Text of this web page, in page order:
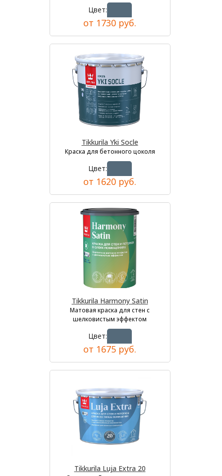
Цвет:
от 1730 руб.
Tikkurila Yki Socle
Краска для бетонного цоколя
Цвет:
от 1620 руб.
Tikkurila Harmony Satin
Матовая краска для стен с
шелковистым эффектом
Цвет:
от 1675 руб.
Tikkurila Luja Extra 20